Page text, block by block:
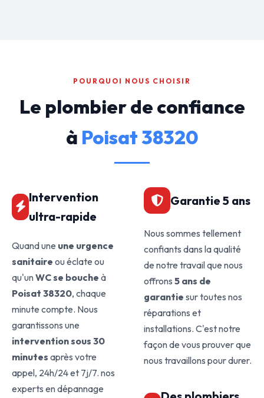
POURQUOI NOUS CHOISIR
Le plombier de confiance
à Poisat 38320
Intervention
ultra-rapide
Quand une une urgence
sanitaire ou éclate ou
qu'unWC se bouche à
Poisat 38320, chaque
minute compte. Nous
garantissons une
intervention sous 30
minutes après votre
appel, 24h/24 et 7j/7. nos
experts en dépannage
Garantie 5 ans
Nous sommes tellement
confiants dans la qualité
de notre travail que nous
offrons 5 ans de
garantie sur toutes nos
réparations et
installations. C'est notre
façon de vous prouver que
nous travaillons pour durer.